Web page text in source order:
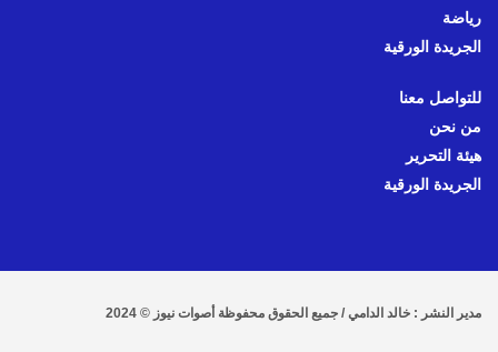
رياضة
الجريدة الورقية
للتواصل معنا
من نحن
هيئة التحرير
الجريدة الورقية
مدير النشر : خالد الدامي / جميع الحقوق محفوظة أصوات نيوز © 2024